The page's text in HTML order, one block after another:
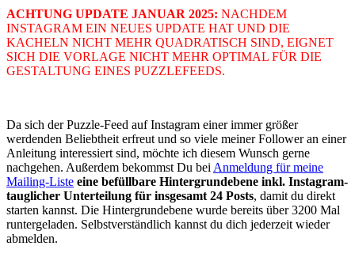
ACHTUNG UPDATE JANUAR 2025: NACHDEM
INSTAGRAM EIN NEUES UPDATE HAT UND DIE
KACHELN NICHT MEHR QUADRATISCH SIND, EIGNET
SICH DIE VORLAGE NICHT MEHR OPTIMAL FÜR DIE
GESTALTUNG EINES PUZZLEFEEDS.
Da sich der Puzzle-Feed auf Instagram einer immer größer
werdenden Beliebtheit erfreut und so viele meiner Follower an einer
Anleitung interessiert sind, möchte ich diesem Wunsch gerne
nachgehen. Außerdem bekommst Du bei Anmeldung für meine
Mailing-Liste eine befüllbare Hintergrundebene inkl. Instagram-
tauglicher Unterteilung für insgesamt 24 Posts, damit du direkt
starten kannst. Die Hintergrundebene wurde bereits über 3200 Mal
runtergeladen. Selbstverständlich kannst du dich jederzeit wieder
abmelden.